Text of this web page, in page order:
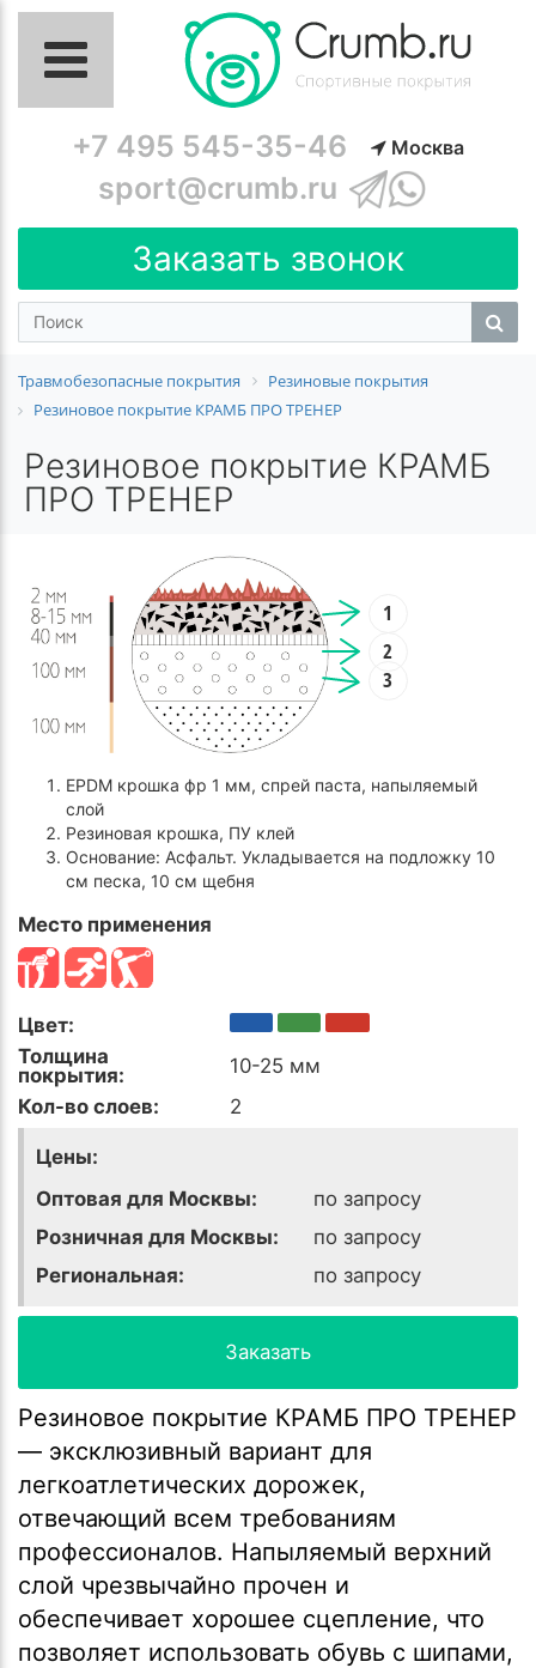
+7 495 545-35-46 Москва
sport@crumb.ru
Заказать звонок
Травмобезопасные покрытия
Резиновые покрытия
Резиновое покрытие КРАМБ ПРО ТРЕНЕР
Резиновое покрытие КРАМБ
ПРО ТРЕНЕР
1
2
3
EPDM крошка фр 1 мм, спрей паста, напыляемый
слой
Резиновая крошка, ПУ клей
Основание: Асфальт. Укладывается на подложку 10
см песка, 10 см щебня
Место применения
Цвет:
Толщина
покрытия:
10-25 мм
Кол-во слоев:
2
Цены:
Оптовая для Москвы:
по запросу
Розничная для Москвы:
по запросу
Региональная:
по запросу
Заказать
Резиновое покрытие КРАМБ ПРО ТРЕНЕР
— эксклюзивный вариант для
легкоатлетических дорожек,
отвечающий всем требованиям
профессионалов. Напыляемый верхний
слой чрезвычайно прочен и
обеспечивает хорошее сцепление, что
позволяет использовать обувь с шипами,